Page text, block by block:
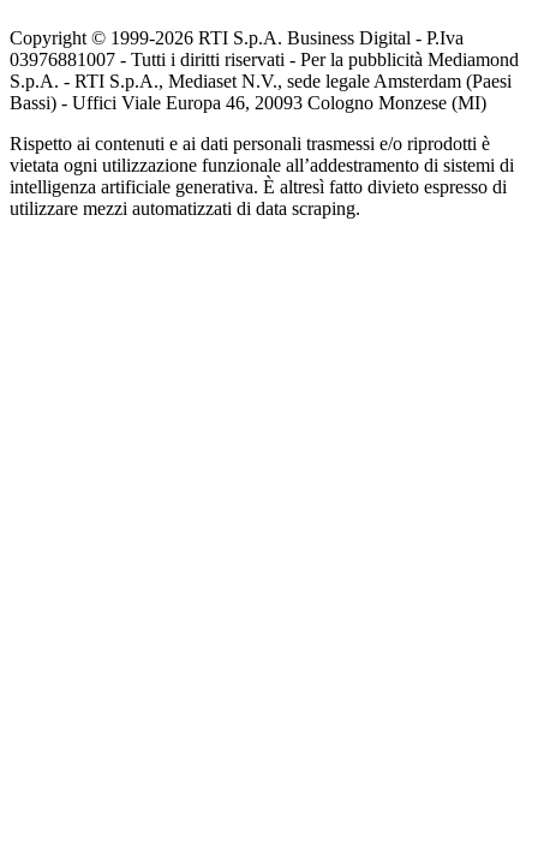
Copyright © 1999-2026 RTI S.p.A. Business Digital - P.Iva
03976881007 - Tutti i diritti riservati - Per la pubblicità Mediamond
S.p.A. - RTI S.p.A., Mediaset N.V., sede legale Amsterdam (Paesi
Bassi) - Uffici Viale Europa 46, 20093 Cologno Monzese (MI)
Rispetto ai contenuti e ai dati personali trasmessi e/o riprodotti è
vietata ogni utilizzazione funzionale all’addestramento di sistemi di
intelligenza artificiale generativa. È altresì fatto divieto espresso di
utilizzare mezzi automatizzati di data scraping.